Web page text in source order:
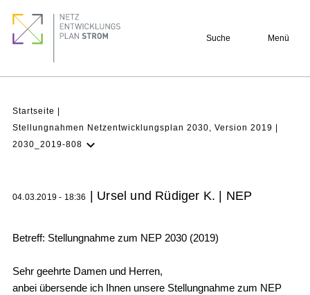
zum
Inhalt
Suche Menü
Pfadnavigation
Startseite
Stellungnahmen Netzentwicklungsplan 2030, Version 2019
2030_2019-808
Beteiligung
04.03.2019 - 18:36 | Ursel und Rüdiger K. | NEP
Betreff: Stellungnahme zum NEP 2030 (2019)
Sehr geehrte Damen und Herren,
anbei übersende ich Ihnen unsere Stellungnahme zum NEP
quick
links